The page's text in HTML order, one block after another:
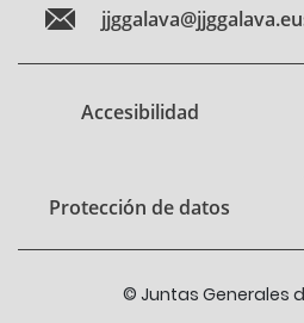
Accesibilidad
Protección de datos
© Juntas Generales